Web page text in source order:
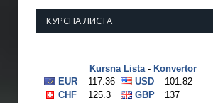
КУРСНА ЛИСТА